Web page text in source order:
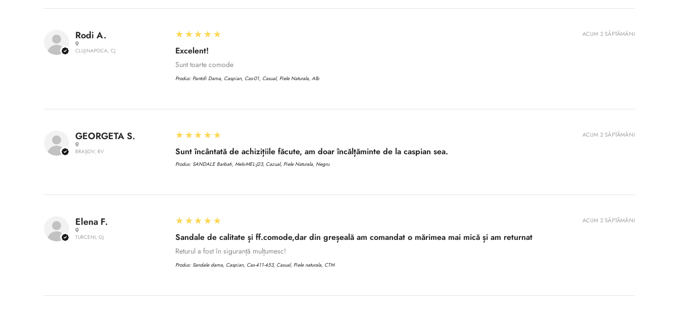
Rodi A.
CLUJ-NAPOCA, CJ
5
★★★★★
Excelent!
Sunt toarte comode
Produs: Pantofi Dama, Caspian, Cas-01, Casual, Piele Naturala, Alb
ACUM 2 SĂPTĂMÂNI
GEORGETA S.
BRAȘOV, BV
5
★★★★★
Sunt încântată de achizițiile făcute, am doar încălțăminte de la caspian sea.
Produs: SANDALE Barbati, Mels-MEL-J23, Cazual, Piele Naturala, Negru
ACUM 2 SĂPTĂMÂNI
Elena F.
TURCENI, GJ
5
★★★★★
Sandale de calitate și ff.comode,dar din greșeală am comandat o mărimea mai mică și am returnat
Returul a fost în siguranță mulțumesc!
Produs: Sandale dama, Caspian, Cas-411-453, Casual, Piele naturala, CTM
ACUM 2 SĂPTĂMÂNI